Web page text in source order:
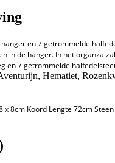
en 7 getrommelde
in de hanger. In het organza
en 7 getrommelde
Hematiet,
x 8cm Koord Lengte 72cm